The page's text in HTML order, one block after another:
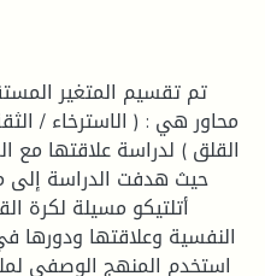
تم تقسيم المتغير
محاور هي : ( الاسترخاء /
القلق ) لدراسة علاقتها مع
حيث هدفت الدراسة إلى
أتلتيكو مسيلة لكرة
النفسية وعلاقتها
استخدم المنهج الوصفي